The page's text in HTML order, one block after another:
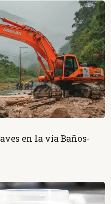
en la vía Baños-